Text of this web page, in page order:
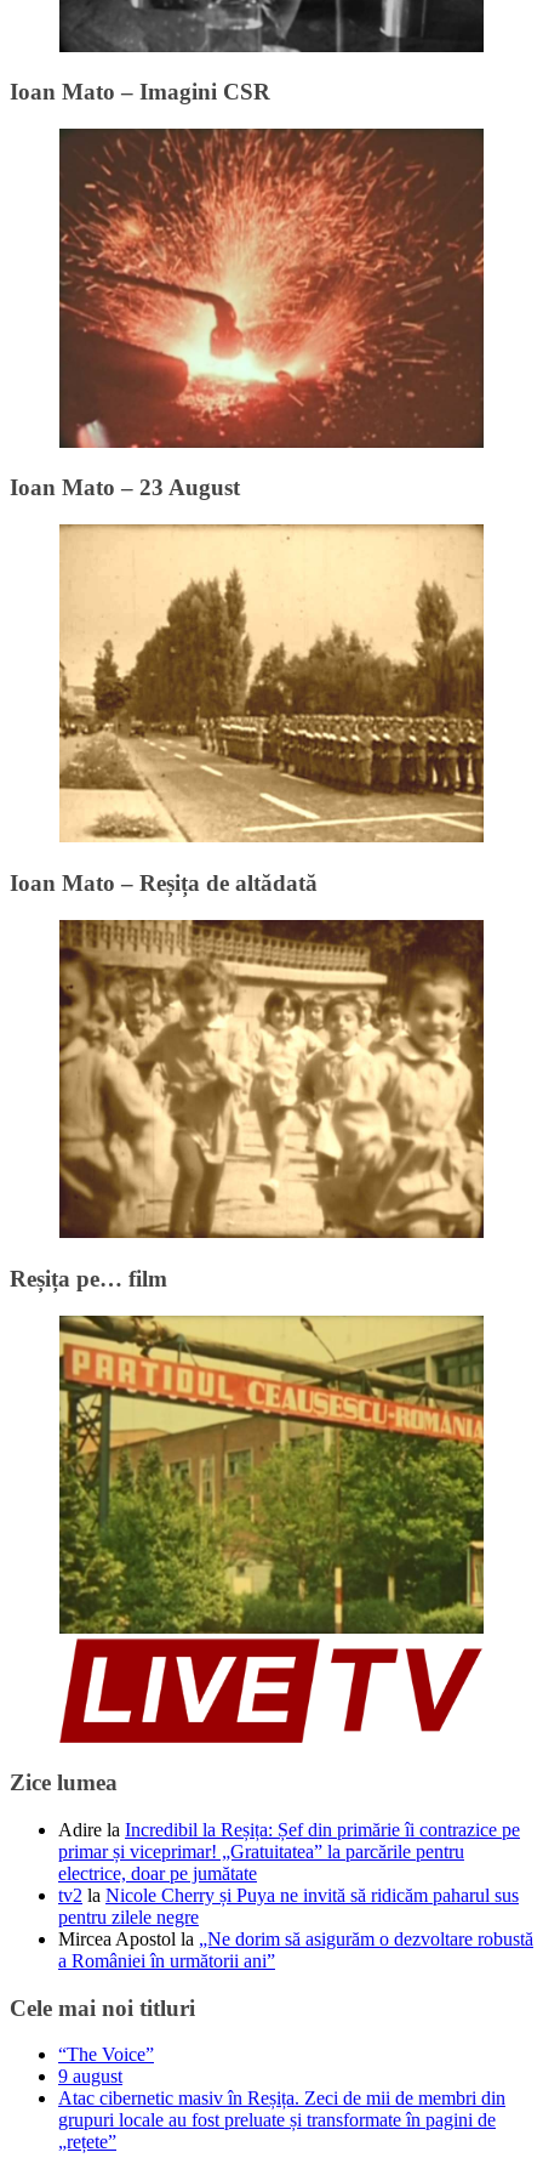
Ioan Mato – Imagini CSR
Ioan Mato – 23 August
Ioan Mato – Reșița de altădată
Reșița pe… film
Zice lumea
Adire la Incredibil la Reșița: Șef din primărie îi contrazice pe
primar și viceprimar! „Gratuitatea” la parcările pentru
electrice, doar pe jumătate
tv2 la Nicole Cherry și Puya ne invită să ridicăm paharul sus
pentru zilele negre
Mircea Apostol la „Ne dorim să asigurăm o dezvoltare robustă
a României în următorii ani”
Cele mai noi titluri
“The Voice”
9 august
Atac cibernetic masiv în Reșița. Zeci de mii de membri din
grupuri locale au fost preluate și transformate în pagini de
„rețete”